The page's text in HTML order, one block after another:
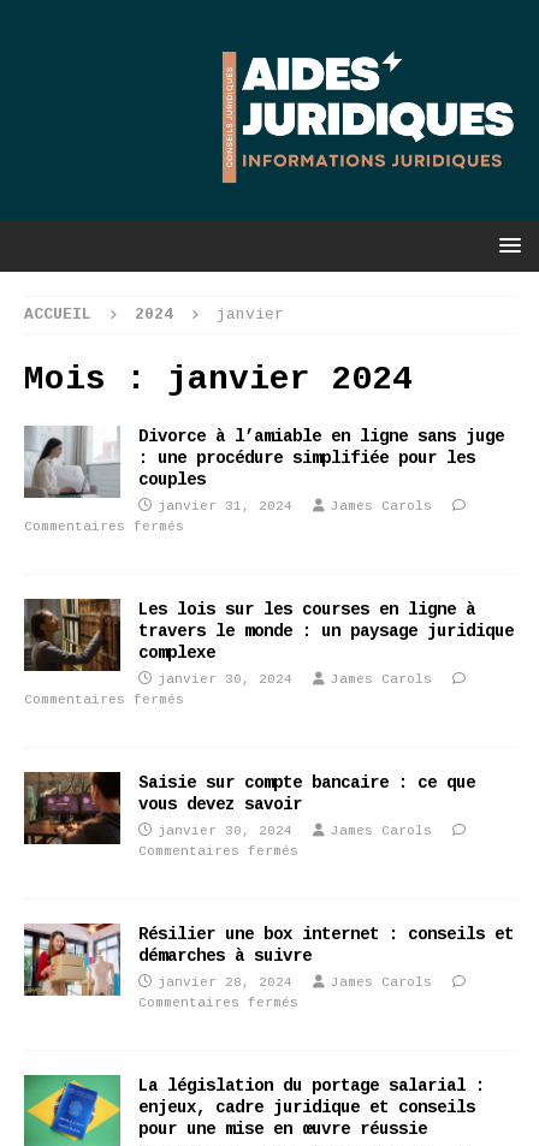
ACCUEIL 2024 janvier
Mois : janvier 2024
Divorce à l’amiable en ligne sans juge
: une procédure simplifiée pour les
couples
janvier 31, 2024
James Carols
Commentaires fermés
Les lois sur les courses en ligne à
travers le monde : un paysage juridique
complexe
janvier 30, 2024
James Carols
Commentaires fermés
Saisie sur compte bancaire : ce que
vous devez savoir
janvier 30, 2024
James Carols
Commentaires fermés
Résilier une box internet : conseils et
démarches à suivre
janvier 28, 2024
James Carols
Commentaires fermés
La législation du portage salarial :
enjeux, cadre juridique et conseils
pour une mise en œuvre réussie